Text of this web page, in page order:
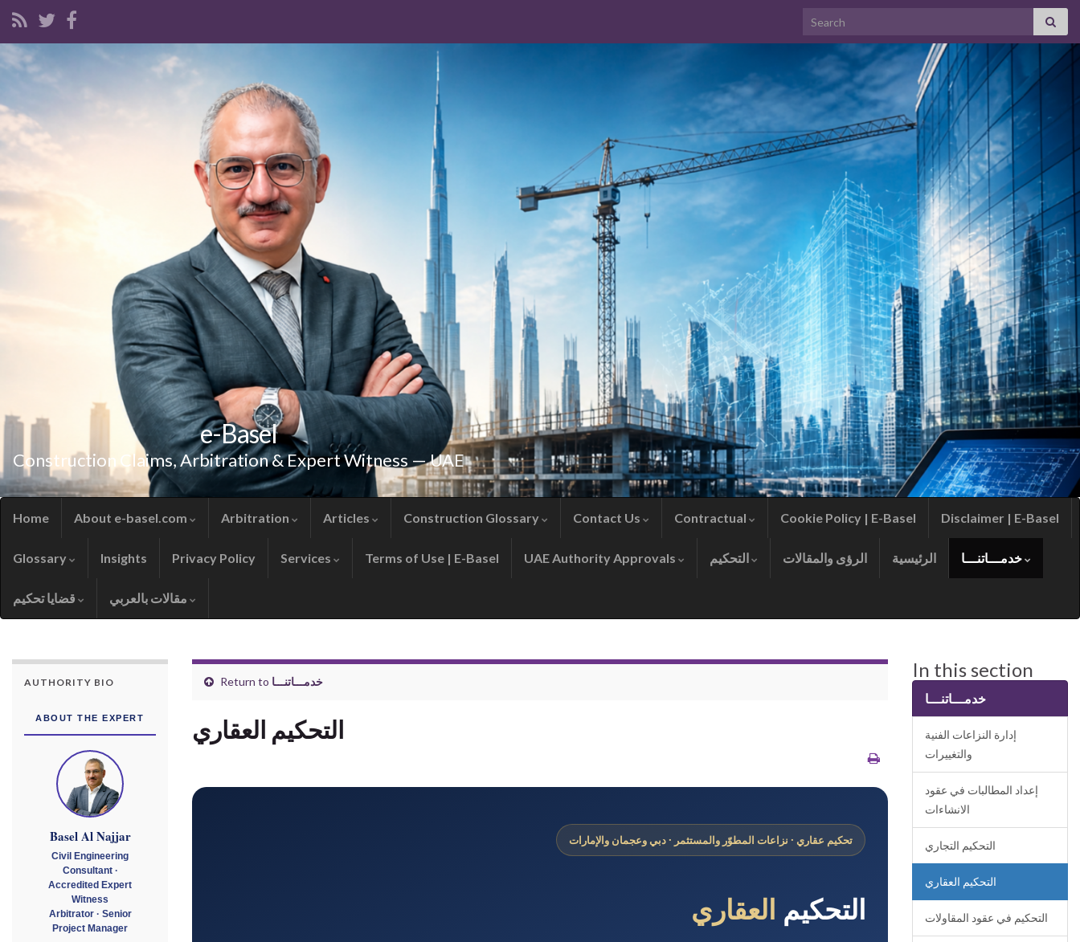
Search for:
e-Basel
Construction Claims, Arbitration & Expert Witness — UAE
Home About e-basel.com Arbitration Articles Construction Glossary Contact Us Contractual Cookie Policy | E-Basel Disclaimer | E-Basel
Glossary Insights Privacy Policy Services Terms of Use | E-Basel UAE Authority Approvals الرؤى والمقالات الرئيسية
Return to خدمـــاتنـــا
التحكيم العقاري
تحكيم عقاري · نزاعات المطوّر والمستثمر · دبي وعجمان والإمارات
التحكيم العقاري
AUTHORITY BIO
ABOUT THE EXPERT
Basel Al Najjar
Civil Engineering
Consultant ·
Accredited Expert
Witness
Arbitrator · Senior
Project Manager
In this section
خدمـــاتنـــا
إدارة النزاعات الفنية
والتغييرات
إعداد المطالبات في عقود
الانشاءات
التحكيم التجاري
التحكيم العقاري
التحكيم في عقود المقاولات